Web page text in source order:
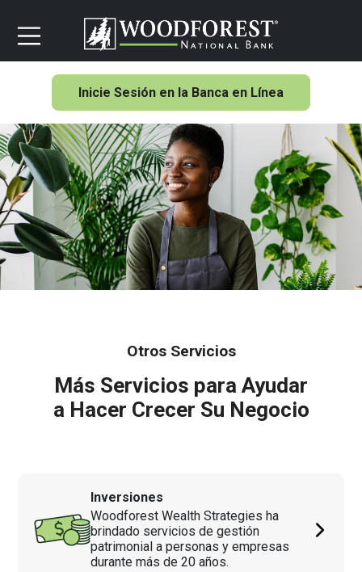
Inicie Sesión en la Banca en Línea
Otros Servicios
Más Servicios para Ayudar
a Hacer Crecer Su Negocio
Inversiones
Woodforest Wealth Strategies ha
brindado servicios de gestión
patrimonial a personas y empresas
durante más de 20 años.